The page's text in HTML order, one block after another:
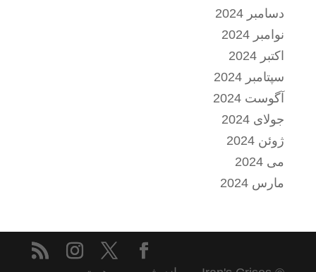
دسامبر 2024
نوامبر 2024
اکتبر 2024
سپتامبر 2024
آگوست 2024
جولای 2024
ژوئن 2024
می 2024
مارس 2024